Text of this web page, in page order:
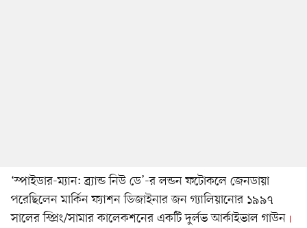
‘স্পাইডার-ম্যান: ব্র্যান্ড নিউ ডে’-র লন্ডন ফটোকলে জেনডায়া
পরেছিলেন মার্কিন ফ্যাশন ডিজাইনার জন গ্যালিয়ানোর ১৯৯৭
সালের স্প্রিং/সামার কালেকশনের একটি দুর্লভ আর্কাইভাল গাউন